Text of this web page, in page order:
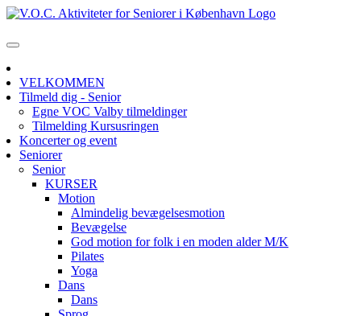
VELKOMMEN
Tilmeld dig - Senior
Egne VOC Valby tilmeldinger
Tilmelding Kursusringen
Koncerter og event
Seniorer
Senior
KURSER
Motion
Almindelig bevægelsesmotion
Bevægelse
God motion for folk i en moden alder M/K
Pilates
Yoga
Dans
Dans